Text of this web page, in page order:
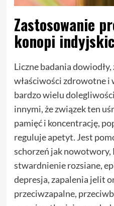
Zastosowanie
konopi
Liczne badania
właściwości zdrowotne i
bardzo wielu
innymi, że związek ten
pamięć i koncentrację,
reguluje apetyt. Jest
schorzeń jak nowotwory,
stwardnienie rozsiane,
depresja, zapalenia jelit
przeciwzapalne,